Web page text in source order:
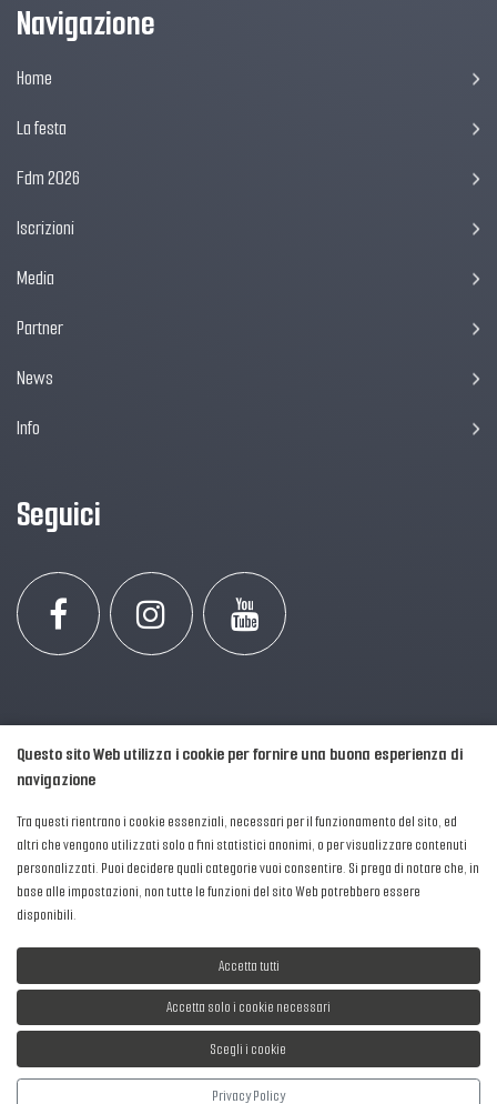
Navigazione
Home
La festa
Fdm 2026
Iscrizioni
Media
Partner
News
Info
Seguici
2016-2026 © AIPFM - Festa della Musica Italia Tutti i Diritti Riservati.
Privacy Policy
| Cookies
Sviluppato daNewMediaConsulting
Questo sito Web utilizza i cookie per fornire una buona esperienza di
navigazione
Tra questi rientrano i cookie essenziali, necessari per il funzionamento del sito, ed
altri che vengono utilizzati solo a fini statistici anonimi, o per visualizzare contenuti
personalizzati. Puoi decidere quali categorie vuoi consentire. Si prega di notare che, in
base alle impostazioni, non tutte le funzioni del sito Web potrebbero essere
disponibili.
Accetta tutti
Accetta solo i cookie necessari
Scegli i cookie
Privacy Policy